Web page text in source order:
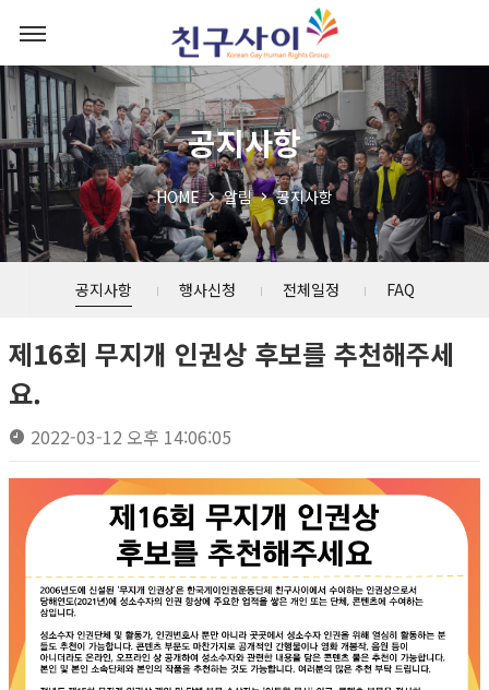
공지사항
HOME 알림 공지사항
공지사항 행사신청 전체일정 FAQ
제16회 무지개 인권상 후보를 추천해주세
요.
2022-03-12 오후 14:06:05